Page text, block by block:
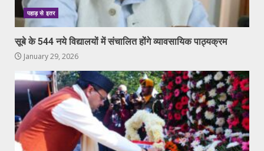
पहाड़ से इतर
सूबे के 544 नये विद्यालयों में संचालित होंगे व्यावसायिक पाठ्यक्रम
January 29, 2026